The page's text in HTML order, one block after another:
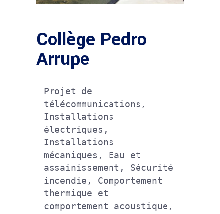
Collège Pedro
Arrupe
Projet de
télécommunications,
Installations
électriques,
Installations
mécaniques, Eau et
assainissement, Sécurité
incendie, Comportement
thermique et
comportement acoustique,